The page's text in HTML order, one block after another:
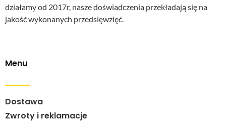
działamy od 2017r, nasze doświadczenia przekładają się na
jakość wykonanych przedsięwzięć.
Menu
Dostawa
Zwroty i reklamacje